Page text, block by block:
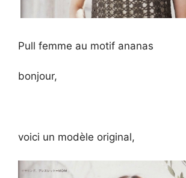
Pull femme au motif ananas
bonjour,
voici un modèle original,